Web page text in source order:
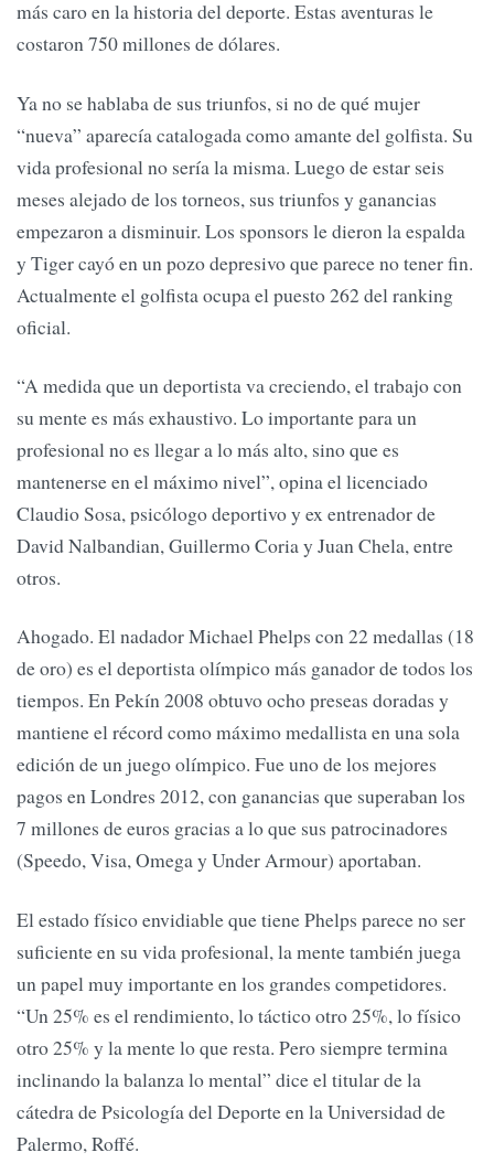
más caro en la historia del deporte. Estas aventuras le
costaron 750 millones de dólares.
Ya no se hablaba de sus triunfos, si no de qué mujer
“nueva” aparecía catalogada como amante del golfista. Su
vida profesional no sería la misma. Luego de estar seis
meses alejado de los torneos, sus triunfos y ganancias
empezaron a disminuir. Los sponsors le dieron la espalda
y Tiger cayó en un pozo depresivo que parece no tener fin.
Actualmente el golfista ocupa el puesto 262 del ranking
oficial.
“A medida que un deportista va creciendo, el trabajo con
su mente es más exhaustivo. Lo importante para un
profesional no es llegar a lo más alto, sino que es
mantenerse en el máximo nivel”, opina el licenciado
Claudio Sosa, psicólogo deportivo y ex entrenador de
David Nalbandian, Guillermo Coria y Juan Chela, entre
otros.
Ahogado. El nadador Michael Phelps con 22 medallas (18
de oro) es el deportista olímpico más ganador de todos los
tiempos. En Pekín 2008 obtuvo ocho preseas doradas y
mantiene el récord como máximo medallista en una sola
edición de un juego olímpico. Fue uno de los mejores
pagos en Londres 2012, con ganancias que superaban los
7 millones de euros gracias a lo que sus patrocinadores
(Speedo, Visa, Omega y Under Armour) aportaban.
El estado físico envidiable que tiene Phelps parece no ser
suficiente en su vida profesional, la mente también juega
un papel muy importante en los grandes competidores.
“Un 25% es el rendimiento, lo táctico otro 25%, lo físico
otro 25% y la mente lo que resta. Pero siempre termina
inclinando la balanza lo mental” dice el titular de la
cátedra de Psicología del Deporte en la Universidad de
Palermo, Roffé.